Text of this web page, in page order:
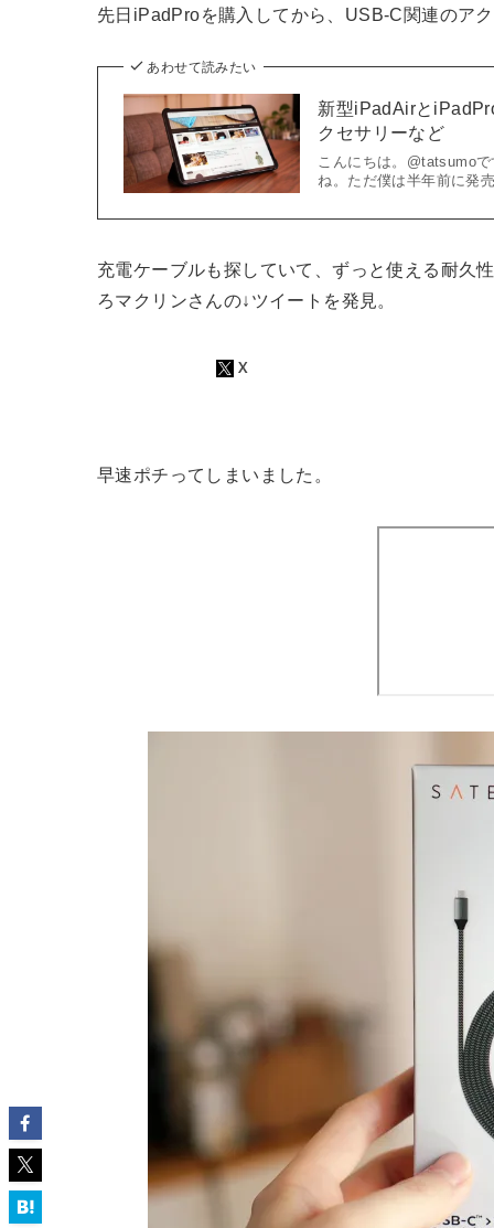
先日iPadProを購入してから、USB-C関連のア
あわせて読みたい
新型iPadAirと
クセサリーなど
こんにちは。@tatsumo
ね。ただ僕は半年前に発
充電ケーブルも探していて、ずっと使える耐久
ろマクリンさんの↓ツイートを発見。
早速ポチってしまいました。